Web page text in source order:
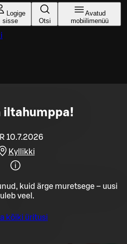
Logige
sisse
Otsi
Avatud
mobiilimenüü
iltahumppa!
R 10.7.2026
Kyllikki
kuid ärge muretsege – uusi
veel.
kõiki üritusi